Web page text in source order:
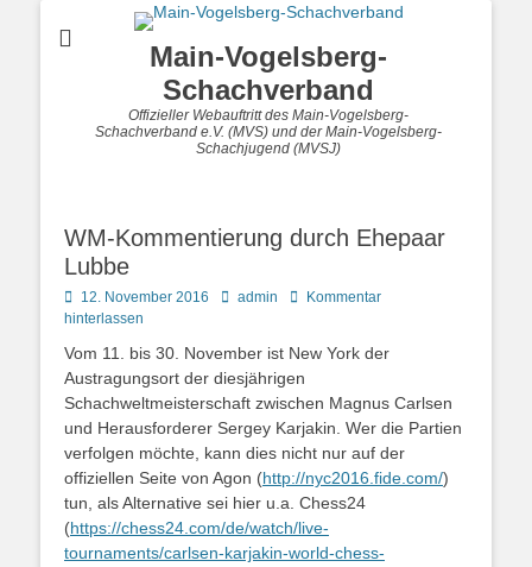
Main-Vogelsberg-
Schachverband
Offizieller Webauftritt des Main-Vogelsberg-
Schachverband e.V. (MVS) und der Main-Vogelsberg-
Schachjugend (MVSJ)
WM-Kommentierung durch Ehepaar
Lubbe
Posted
on
12. November 2016 Autoradmin
Kommentar
hinterlassen
Vom 11. bis 30. November ist New York der
Austragungsort der diesjährigen
Schachweltmeisterschaft zwischen Magnus Carlsen
und Herausforderer Sergey Karjakin. Wer die Partien
verfolgen möchte, kann dies nicht nur auf der
offiziellen Seite von Agon (http://nyc2016.fide.com/)
tun, als Alternative sei hier u.a. Chess24
(https://chess24.com/de/watch/live-
tournaments/carlsen-karjakin-world-chess-